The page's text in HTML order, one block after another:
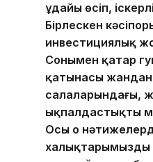
ұдайы өсіп,
Бірлескен
инвестициялық
Сонымен қатар
қатынасы
салаларындағы,
ықпалдастықтың
Осы оң
халықтарымызды